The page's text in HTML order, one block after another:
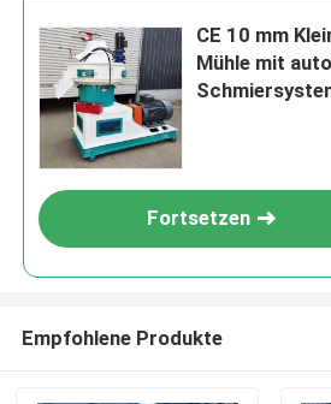
CE 10 mm
Mühle mit
Fortsetzen
Empfohlene Produkte